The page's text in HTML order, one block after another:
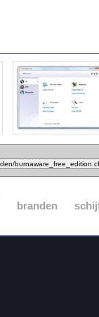
branden